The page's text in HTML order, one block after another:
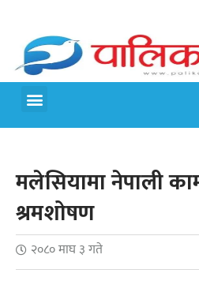
मलेसियामा नेपाली
श्रमशोषण
२०८० माघ ३ गते